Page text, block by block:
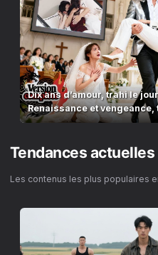
Dix ans d’amour, trahi le
Renaissance et vengeance,
Tendances actuelles
Les contenus les plus populaires